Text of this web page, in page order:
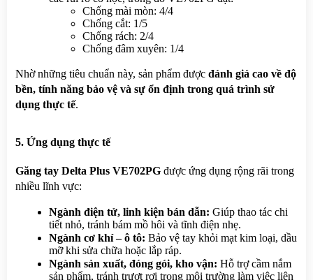
Chống mài mòn: 4/4
Chống cắt: 1/5
Chống rách: 2/4
Chống đâm xuyên: 1/4
Nhờ những tiêu chuẩn này, sản phẩm được đánh giá cao về độ
bền, tính năng bảo vệ và sự ổn định trong quá trình sử
dụng thực tế.
5. Ứng dụng thực tế
Găng tay Delta Plus VE702PG được ứng dụng rộng rãi trong
nhiều lĩnh vực:
Ngành điện tử, linh kiện bán dẫn: Giúp thao tác chi
tiết nhỏ, tránh bám mồ hôi và tĩnh điện nhẹ.
Ngành cơ khí – ô tô: Bảo vệ tay khỏi mạt kim loại, dầu
mỡ khi sửa chữa hoặc lắp ráp.
Ngành sản xuất, đóng gói, kho vận: Hỗ trợ cầm nắm
sản phẩm, tránh trượt rơi trong môi trường làm việc liên